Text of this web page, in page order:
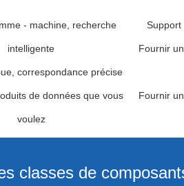
- machine, recherche
intelligente
correspondance précise
de données que vous
voulez
Support
Fournir
Fournir
classes de